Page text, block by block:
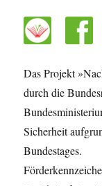
Das Projekt
durch die
Sicherheit
Bundestages.